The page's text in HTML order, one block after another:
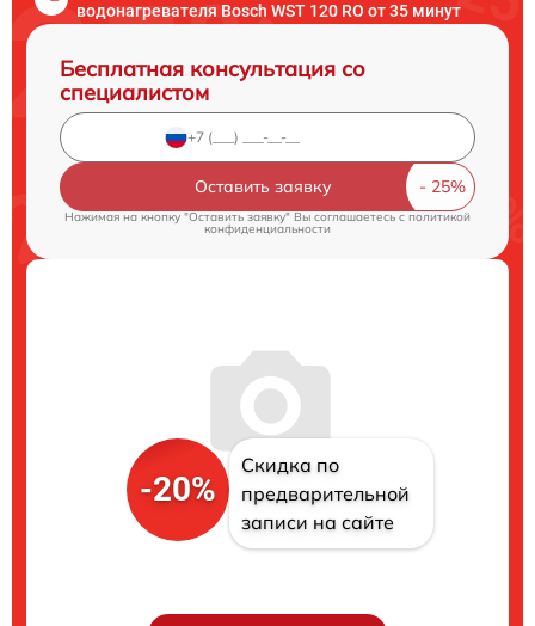
водонагревателя Bosch WST 120 RO от 35 минут
Бесплатная консультация со
специалистом
Оставить заявку
Нажимая на кнопку "Оставить заявку" Вы соглашаетесь cполитикой
конфиденциальности
-20%
Скидка по
предварительной
записи на сайте